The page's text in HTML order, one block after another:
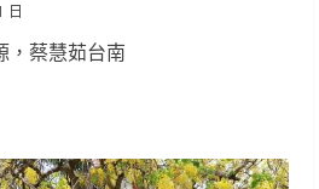
日
，蔡慧茹台南